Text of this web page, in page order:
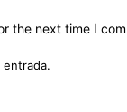
the next time I
entrada.